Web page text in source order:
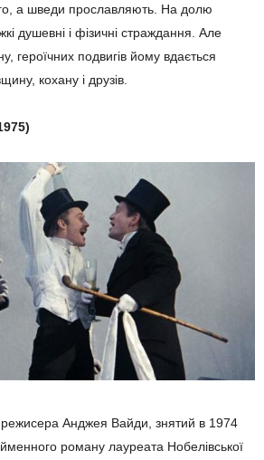
а шведи прославляють. На долю
душевні і фізичні страждання. Але
героїчних подвигів йому вдається
кохану і друзів.
режисера Анджея Вайди, знятий в 1974
роману лауреата Нобелівської